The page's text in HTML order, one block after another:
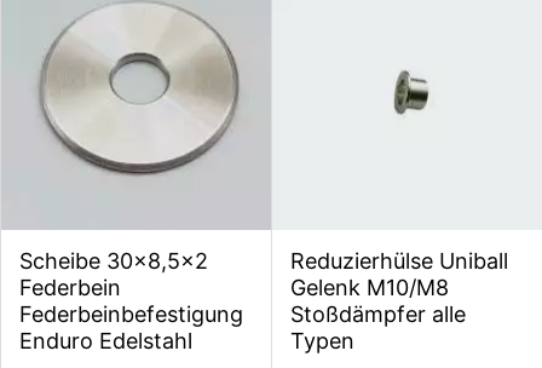
Scheibe 30x8,5x2
Federbein
Federbeinbefestigung
Enduro Edelstahl
Reduzierhülse Uniball
Gelenk M10/M8
Stoßdämpfer alle
Typen